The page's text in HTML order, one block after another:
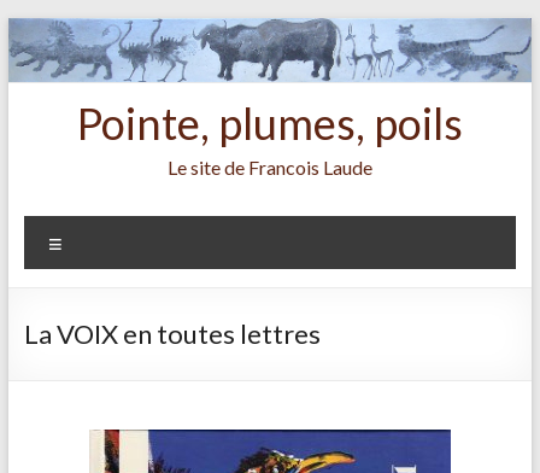
Aller
au
contenu
Pointe, plumes, poils
Le site de Francois Laude
La VOIX en toutes lettres